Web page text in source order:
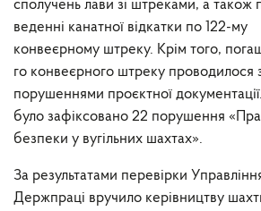
сполучень лави зі штреками, а також
веденні канатної відкатки по 122-му
конвеєрному штреку. Крім того,
го конвеєрного штреку проводилося
порушеннями проєктної
було зафіксовано 22 порушення
безпеки у вугільних шахтах».
За результатами перевірки
Держпраці вручило керівництву